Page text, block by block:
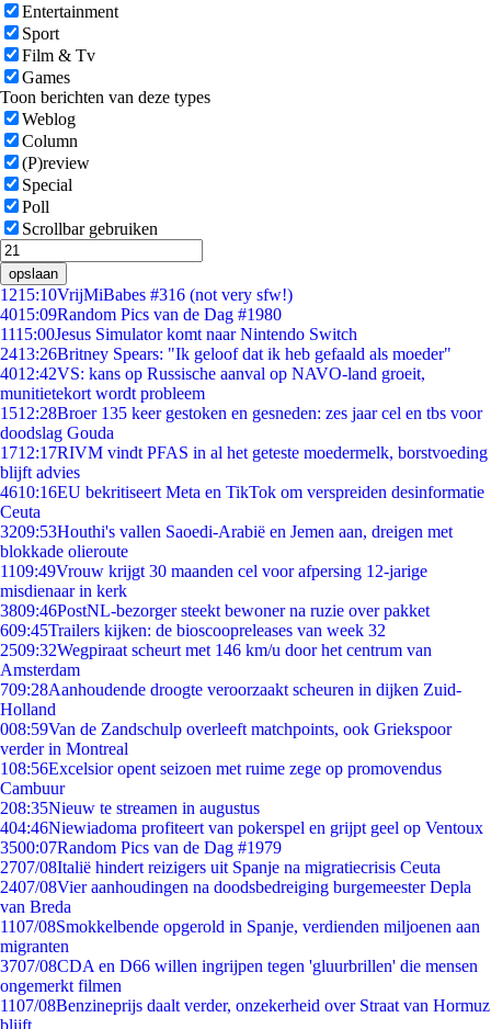
Entertainment
Sport
Film & Tv
Games
Toon berichten van deze types
Weblog
Column
(P)review
Special
Poll
Scrollbar gebruiken
opslaan
1215:10VrijMiBabes #316 (not very sfw!)
4015:09Random Pics van de Dag #1980
1115:00Jesus Simulator komt naar Nintendo Switch
2413:26Britney Spears: "Ik geloof dat ik heb gefaald als moeder"
4012:42VS: kans op Russische aanval op NAVO-land groeit,
munitietekort wordt probleem
1512:28Broer 135 keer gestoken en gesneden: zes jaar cel en tbs voor
doodslag Gouda
1712:17RIVM vindt PFAS in al het geteste moedermelk, borstvoeding
blijft advies
4610:16EU bekritiseert Meta en TikTok om verspreiden desinformatie
Ceuta
3209:53Houthi's vallen Saoedi-Arabië en Jemen aan, dreigen met
blokkade olieroute
1109:49Vrouw krijgt 30 maanden cel voor afpersing 12-jarige
misdienaar in kerk
3809:46PostNL-bezorger steekt bewoner na ruzie over pakket
609:45Trailers kijken: de bioscoopreleases van week 32
2509:32Wegpiraat scheurt met 146 km/u door het centrum van
Amsterdam
709:28Aanhoudende droogte veroorzaakt scheuren in dijken Zuid-
Holland
008:59Van de Zandschulp overleeft matchpoints, ook Griekspoor
verder in Montreal
108:56Excelsior opent seizoen met ruime zege op promovendus
Cambuur
208:35Nieuw te streamen in augustus
404:46Niewiadoma profiteert van pokerspel en grijpt geel op Ventoux
3500:07Random Pics van de Dag #1979
2707/08Italië hindert reizigers uit Spanje na migratiecrisis Ceuta
2407/08Vier aanhoudingen na doodsbedreiging burgemeester Depla
van Breda
1107/08Smokkelbende opgerold in Spanje, verdienden miljoenen aan
migranten
3707/08CDA en D66 willen ingrijpen tegen 'gluurbrillen' die mensen
ongemerkt filmen
1107/08Benzineprijs daalt verder, onzekerheid over Straat van Hormuz
blijft